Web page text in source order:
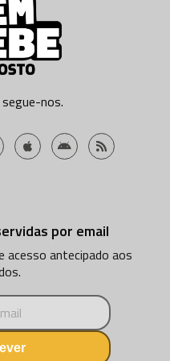
nos.
por email
acesso antecipado aos